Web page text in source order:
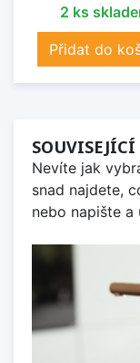
2 ks
Přidat do
Nevíte jak
snad najdete,
nebo napište a